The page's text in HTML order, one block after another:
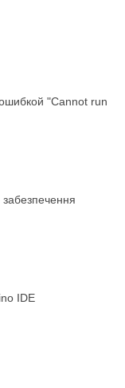
"Cannot run
забезпечення
IDE